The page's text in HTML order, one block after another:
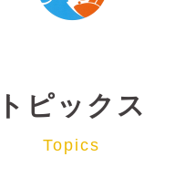
トピックス
Topics